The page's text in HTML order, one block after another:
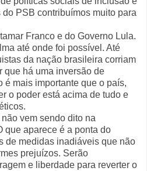
PSB contribuímos muito para
Franco e do Governo Lula.
até onde foi possível. Até
da nação brasileira corriam
que há uma inversão de
é mais importante que o país,
o poder está acima de tudo e
vem sendo dito na
que aparece é a ponta do
de medidas inadiáveis que não
prejuízos. Serão
e liberdade para reverter o